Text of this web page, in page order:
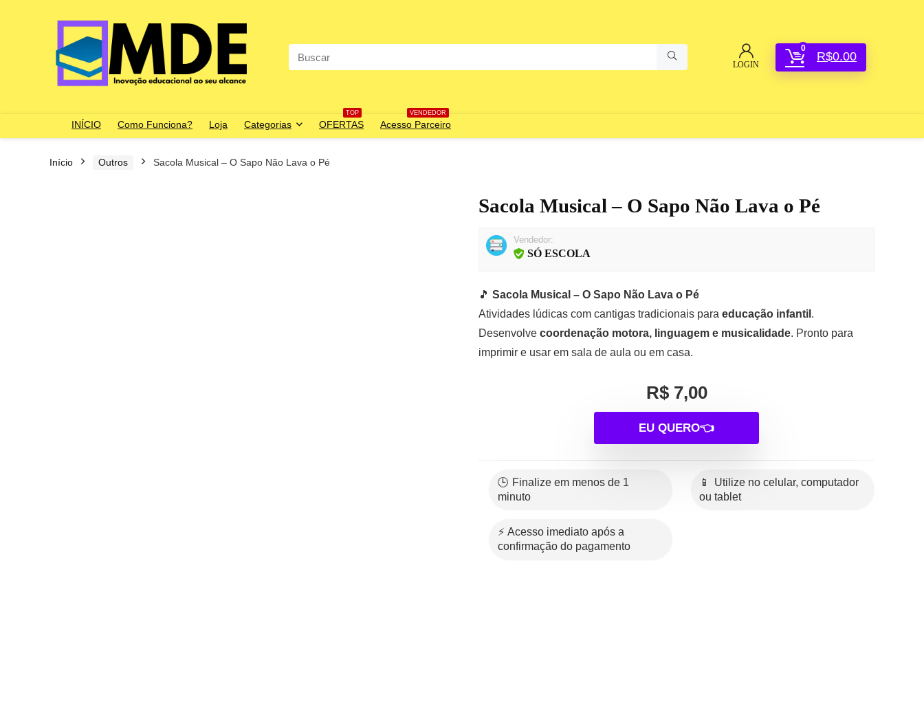
Search
for:
LOGIN
0
R$0.00
INÍCIO Como Funciona? Loja Categorias
TOP
OFERTAS
VENDEDOR
Acesso Parceiro
Início Outros Sacola Musical – O Sapo Não Lava o Pé
Sacola Musical – O Sapo Não Lava o Pé
Vendedor:
SÓ ESCOLA
🎵 Sacola Musical – O Sapo Não Lava o Pé
Atividades lúdicas com cantigas tradicionais para educação infantil .
Desenvolve coordenação motora, linguagem e musicalidade. Pronto para
imprimir e usar em sala de aula ou em casa.
R$ 7,00
EU QUERO👈
🕒 Finalize em menos de 1
minuto
📱 Utilize no celular, computador
ou tablet
⚡ Acesso imediato após a
confirmação do pagamento